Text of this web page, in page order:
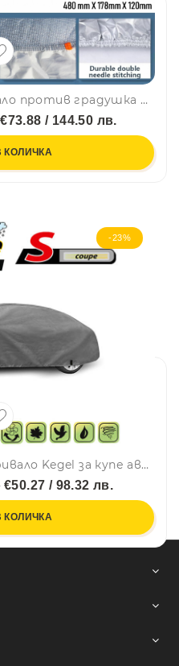
Водоустойчиво покривало против градушка с алуминиево покритие за автомобил размер L - 4.8m x 1.78m x 1.2m
/ 144.50 лв.
-23%
Висококачествено Покривало Kegel за купе автомобил Серия Mobile размер S 380- 400см х 100 - 110см
€50.27 / 98.32 лв.